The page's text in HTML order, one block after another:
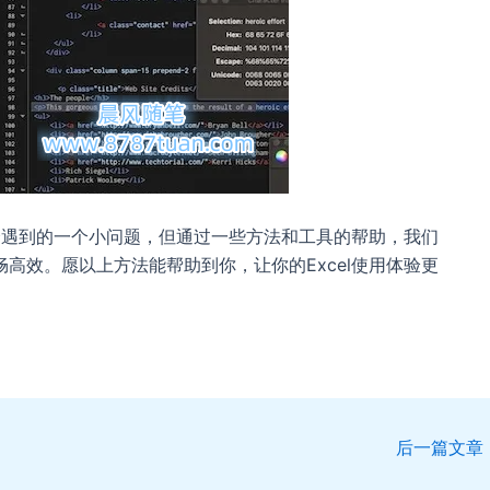
到的一个小问题，但通过一些方法和工具的帮助，我们
效。愿以上方法能帮助到你，让你的Excel使用体验更
后一篇文章